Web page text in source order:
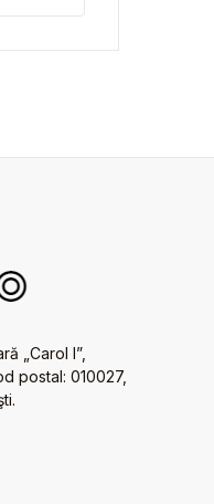
„Carol I”,
postal: 010027,